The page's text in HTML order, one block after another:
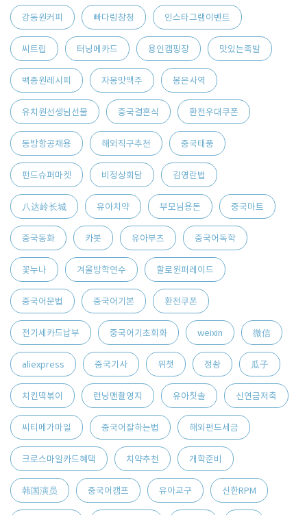
강동원커피 빠다링창청 인스타그램이벤트
씨트립 터닝메카드 용인캠핑장 맛있는족발
백종원레시피 자몽맛맥주 봉은사역
유치원선생님선물 중국결혼식 환전우대쿠폰
동방항공채용 해외직구추천 중국태풍
펀드슈퍼마켓 비정상회담 김영란법
八达岭长城 유아치약 부모님용돈 중국마트
중국동화 카봇 유아부츠 중국어독학
꽃누나 겨울방학연수 할로윈퍼레이드
중국어문법 중국어기본 환전쿠폰
전기세카드납부 중국어기초회화 weixin 微信
aliexpress 중국기사 위챗 정솽 瓜子
치킨떡볶이 런닝맨촬영지 유아칫솔 신연금저축
씨티메가마일 중국어잘하는법 해외펀드세금
크로스마일카드혜택 치약추천 개학준비
韩国演员 중국어캠프 유아교구 신한RPM